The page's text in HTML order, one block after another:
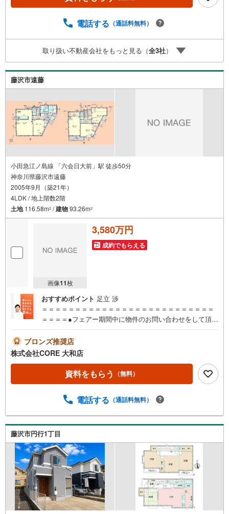
30-20:00】年中無休（※年末年始除く）上記時間はお電話が
い！現地を見学される場合は「室内・現地を見学する（無
＝＝＝＝＝＝＝＝＝＝＝＝＝＝＝＝＝
電話する （通話料無料）
取り扱い不動産会社をもっと見る（全3社）
藤沢市遠藤
小田急江ノ島線 「六会日大前」駅 徒歩50分
神奈川県藤沢市遠藤
2005年9月（築21年）
4LDK / 地上階数2階
土地116.58m2 /建物93.26m2
画像11枚
3,580万円
成約でもらえる
おすすめポイント 足立 渉
＝＝＝＝＝＝＝＝＝＝＝＝＝＝＝＝＝＝＝＝＝＝＝＝＝＝
＝＝＝＝●フェアー期間中に物件のお問い合わせをして頂い
加して頂いたお客様にはギフトカード4000円分プレゼント
♪合計5000円分プレゼント♪お得に不動産を探しましょう♪
（お名前・ご住所・お ・メールアドレス必須）※詳細は当
社営業スタッフまでお問い合わせください。【営業時間 9:
30-20:00】年中無休（※年末年始除く）上記時間はお電話が
い！現地を見学される場合は「室内・現地を見学する（無
＝＝＝＝＝＝＝＝＝＝＝＝＝＝＝＝＝
ブロンズ推奨店
株式会社CORE 大和店
資料をもらう （無料）
電話する （通話料無料）
藤沢市円行1丁目